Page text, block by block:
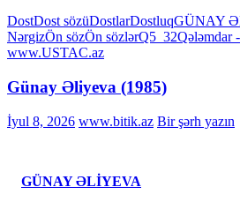
DostDost sözüDostlarDostluqGÜNAY
NərgizÖn sözÖn sözlərQ5_32Qələmdar
www.USTAC.az
Günay Əliyeva (1985)
İyul 8, 2026 www.bitik.az Bir şərh yazın
GÜNAY ƏLİYEVA